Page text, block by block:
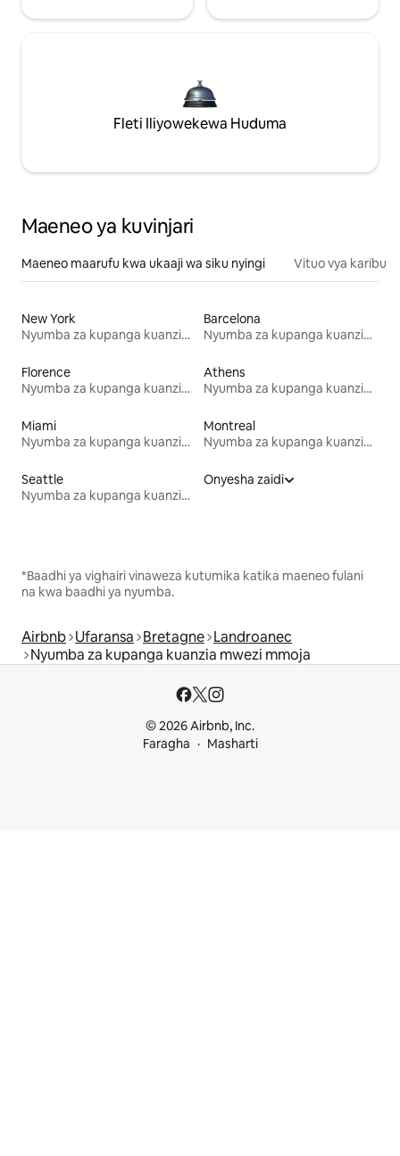
Fleti Iliyowekewa Huduma
Maeneo ya kuvinjari
Maeneo maarufu kwa ukaaji wa siku nyingi Vituo vya karibu
New York
Nyumba za kupanga kuanzia mwezi mmoja
Barcelona
Nyumba za kupanga kuanzia mwezi mmoja
Florence
Nyumba za kupanga kuanzia mwezi mmoja
Athens
Nyumba za kupanga kuanzia mwezi mmoja
Miami
Nyumba za kupanga kuanzia mwezi mmoja
Montreal
Nyumba za kupanga kuanzia mwezi mmoja
Seattle
Nyumba za kupanga kuanzia mwezi mmoja
Onyesha zaidi
*Baadhi ya vighairi vinaweza kutumika katika maeneo fulani
na kwa baadhi ya nyumba.
Airbnb Ufaransa Bretagne Landroanec
Nyumba za kupanga kuanzia mwezi mmoja
© 2026 Airbnb, Inc.
Faragha
Masharti